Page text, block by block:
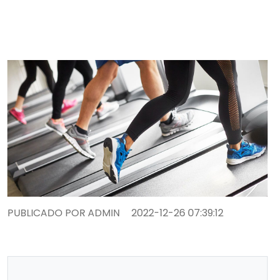
PUBLICADO POR ADMIN 2022-12-26 07:39:12